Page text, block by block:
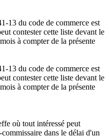
13 du code de commerce est
contester cette liste devant le
à compter de la présente
13 du code de commerce est
contester cette liste devant le
à compter de la présente
où tout intéressé peut
dans le délai d'un